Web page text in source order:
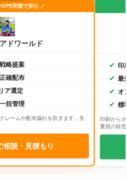
完備で安心 ／
ドワールド
略提案
確配布
ア選定
括管理
レームや配布漏れを防ぎます。失
相談・見積もり
印
最
オ
標
印刷から
重視の経